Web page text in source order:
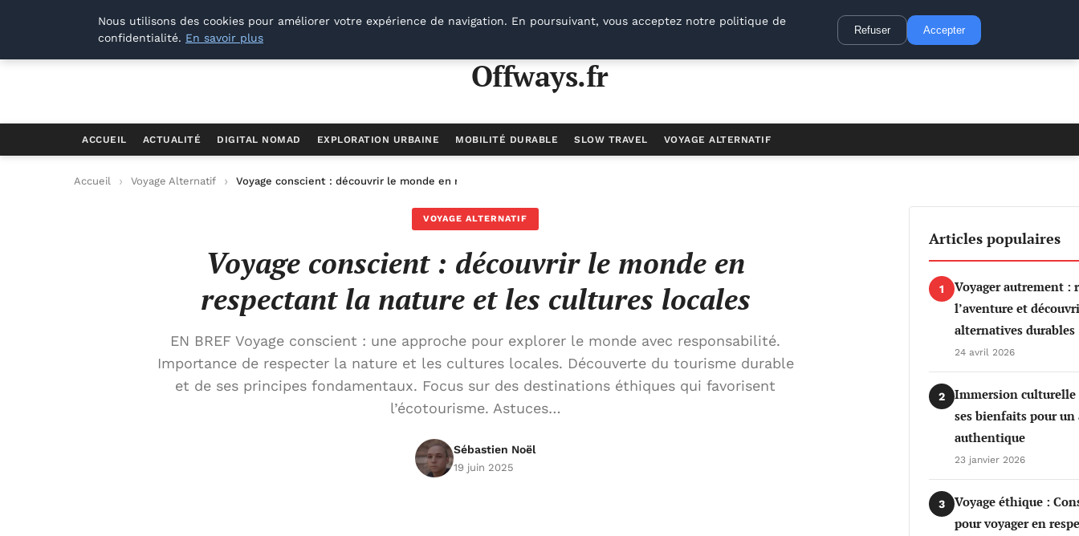
Offways.fr
Offways.fr
ACCUEIL ACTUALITÉ DIGITAL NOMAD EXPLORATION URBAINE MOBILITÉ DURABLE SLOW TRAVEL VOYAGE ALTERNATIF
Accueil Voyage Alternatif Voyage conscient : découvrir le monde en respectant la nature et les cultures locales
VOYAGE ALTERNATIF
Voyage conscient : découvrir le monde en
respectant la nature et les cultures locales
EN BREF Voyage conscient : une approche pour explorer le monde avec responsabilité.
Importance de respecter la nature et les cultures locales. Découverte du tourisme durable
et de ses principes fondamentaux. Focus sur des destinations éthiques qui favorisent
l’écotourisme. Astuces…
Sébastien Noël
19 juin 2025
Articles populaires
1
Voyager autrement :
l’aventure et
alternatives durables
24 avril 2026
2
Immersion culturelle
ses bienfaits pour un
authentique
23 janvier 2026
3
Voyage éthique :
pour voyager en
Nous utilisons des cookies pour améliorer votre expérience de navigation. En poursuivant, vous acceptez notre politique de
confidentialité. En savoir plus
Refuser Accepter